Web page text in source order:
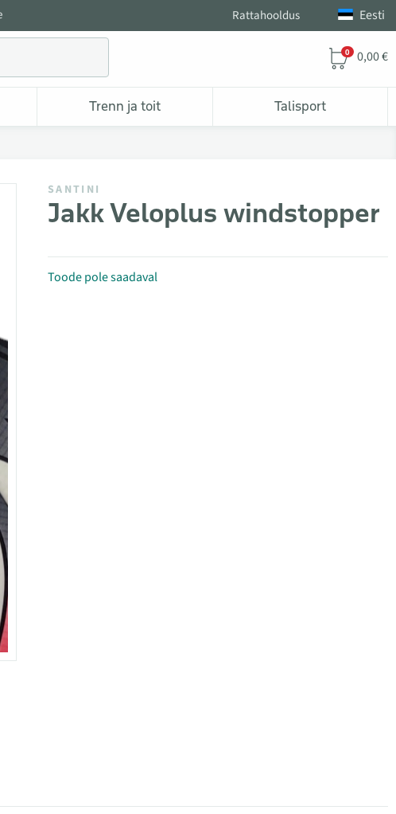
Rattahooldus Eesti
0 0,00 €
Trenn ja toit Talisport
SANTINI
Jakk Veloplus windstopper
Toode pole saadaval